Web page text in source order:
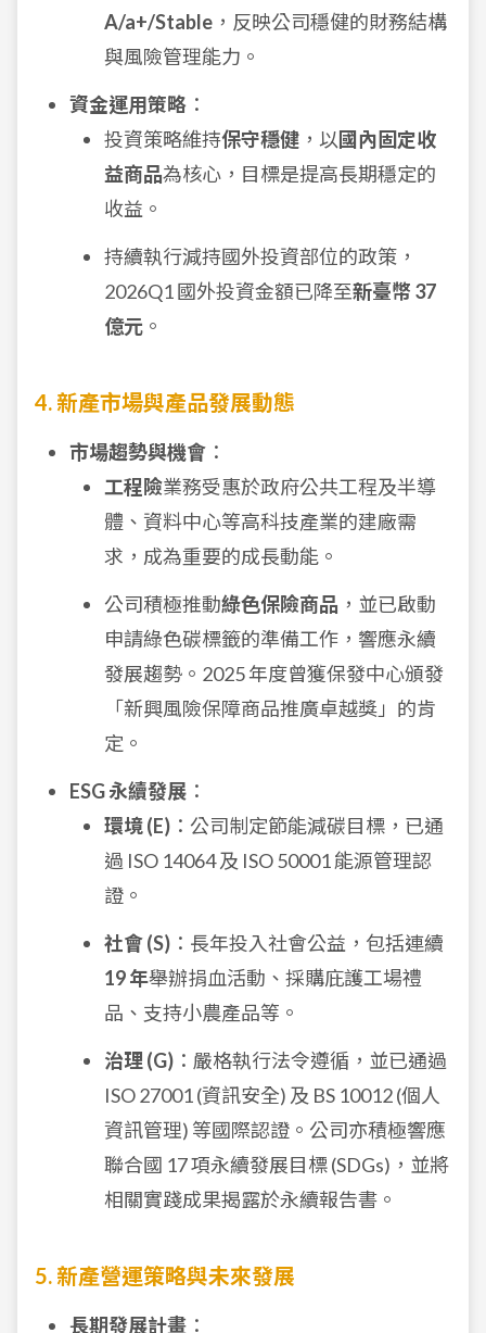
A/a+/Stable ，反映公司穩健的財務結構
與風險管理能力。
資金運用策略 ：
投資策略維持保守穩健 ，以 國內固定收
益商品為核心，目標是提高長期穩定的
收益。
持續執行減持國外投資部位的政策，
2026Q1 國外投資金額已降至新臺幣 37
億元 。
4. 新產市場與產品發展動態
市場趨勢與機會 ：
工程險業務受惠於政府公共工程及半導
體、資料中心等高科技產業的建廠需
求，成為重要的成長動能。
公司積極推動綠色保險商品 ，並已啟動
申請綠色碳標籤的準備工作，響應永續
發展趨勢。2025 年度曾獲保發中心頒發
「新興風險保障商品推廣卓越獎」的肯
定。
ESG 永續發展 ：
環境 (E) ：公司制定節能減碳目標，已通
過 ISO 14064 及 ISO 50001 能源管理認
證。
社會 (S) ：長年投入社會公益，包括連續
19 年舉辦捐血活動、採購庇護工場禮
品、支持小農產品等。
治理 (G) ：嚴格執行法令遵循，並已通過
ISO 27001 (資訊安全) 及 BS 10012 (個人
資訊管理) 等國際認證。公司亦積極響應
聯合國 17 項永續發展目標 (SDGs)，並將
相關實踐成果揭露於永續報告書。
5. 新產營運策略與未來發展
長期發展計畫 ：